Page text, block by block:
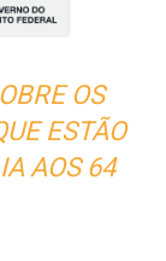
OS
ESTÃO
AOS 64